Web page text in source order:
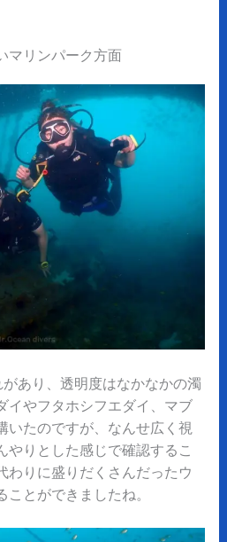
マリンパーク方面
あり、透明度はなかなかの濁
イやフタホシフエダイ、マブ
いたのですが、なんせ広く視
やりとした感じで確認するこ
わりに盛りだくさんだったウ
とができましたね。